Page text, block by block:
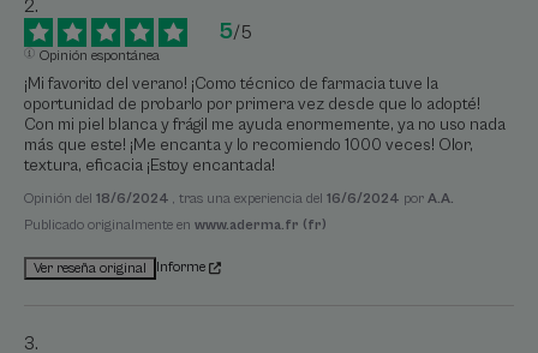
5/5
Opinión espontánea
¡Mi favorito del verano! ¡Como técnico de farmacia tuve la
oportunidad de probarlo por primera vez desde que lo adopté!
Con mi piel blanca y frágil me ayuda enormemente, ya no uso nada
más que este! ¡Me encanta y lo recomiendo 1000 veces! Olor,
textura, eficacia ¡Estoy encantada!
Opinión del 18/6/2024 , tras una experiencia del 16/6/2024 por A.A.
Publicado originalmente en www.aderma.fr (fr)
Ver reseña original Informe